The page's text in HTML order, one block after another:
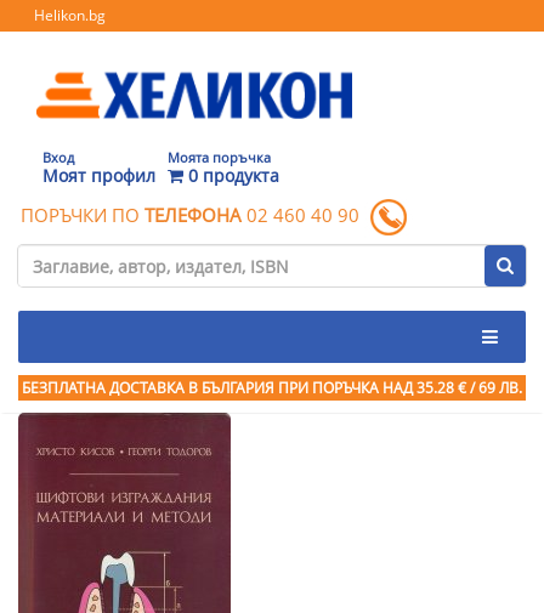
Helikon.bg
Вход
Моят профил
Моята поръчка
0 продукта
ПОРЪЧКИ ПО ТЕЛЕФОНА 02 460 40 90
БЕЗПЛАТНА ДОСТАВКА В БЪЛГАРИЯ ПРИ ПОРЪЧКА НАД 35.28 € / 69 ЛВ.